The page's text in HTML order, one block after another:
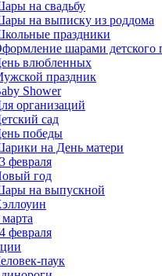
на свадьбу
на выписку из роддома
праздники
шарами детского
влюбленных
праздник
Shower
организаций
сад
победы
на День матери
февраля
год
на выпускной
февраля
паук